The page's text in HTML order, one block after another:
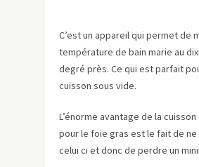
C’est un appareil qui permet de
température de bain marie au
degré près. Ce qui est parfait
cuisson sous vide.
L’énorme avantage de la
pour le foie gras est le fait de ne
celui ci et donc de perdre un